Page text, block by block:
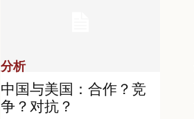
分析
中国与美国：合作？竞
争？对抗？